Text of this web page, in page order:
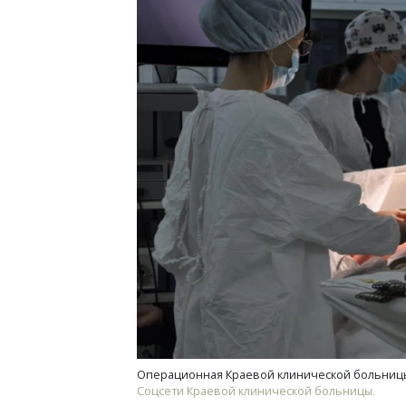
Операционная Краевой клинической
Соцсети Краевой клинической больницы.